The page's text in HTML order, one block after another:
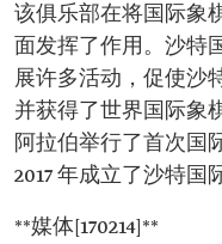
该俱乐部在将国际象
面发挥了作用。沙特
展许多活动，促使沙
并获得了世界国际象
阿拉伯举行了首次国
2017 年成立了沙特国
**媒体[170214]**